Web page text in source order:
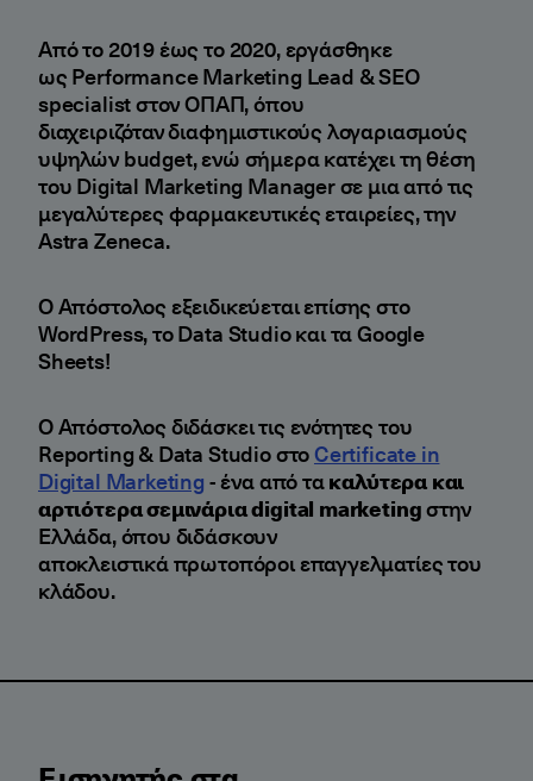
Από το 2019 έως το 2020, εργάσθηκε
ως Performance Marketing Lead & SEO
specialist στον ΟΠΑΠ, όπου
διαχειριζόταν διαφημιστικούς λογαριασμούς
υψηλών budget, ενώ σήμερα κατέχει τη θέση
του Digital Marketing Manager σε μια από τις
μεγαλύτερες φαρμακευτικές εταιρείες, την
Astra Zeneca.
Ο Απόστολος εξειδικεύεται επίσης στο
WordPress, το Data Studio και τα Google
Sheets!
Ο Απόστολος διδάσκει τις ενότητες του
Reporting & Data Studio στοCertificate in
Digital Marketing- ένα από τακαλύτερα και
αρτιότερα σεμινάρια digital marketingστην
Ελλάδα, όπου διδάσκουν
αποκλειστικά πρωτοπόροι επαγγελματίες του
κλάδου.